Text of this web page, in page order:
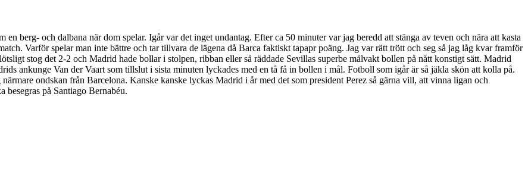
berg- och dalbana när dom spelar. Igår var det inget undantag. Efter ca 50 minuter var jag beredd att stänga av teven och nära att kasta
Varför spelar man inte bättre och tar tillvara de lägena då Barca faktiskt tapapr poäng. Jag var rätt trött och seg så jag låg kvar framför
stog det 2-2 och Madrid hade bollar i stolpen, ribban eller så räddade Sevillas superbe målvakt bollen på nått konstigt sätt. Madrid
ankunge Van der Vaart som tillslut i sista minuten lyckades med en tå få in bollen i mål. Fotboll som igår är så jäkla skön att kolla på.
ondskan från Barcelona. Kanske kanske lyckas Madrid i år med det som president Perez så gärna vill, att vinna ligan och
besegras på Santiago Bernabéu.